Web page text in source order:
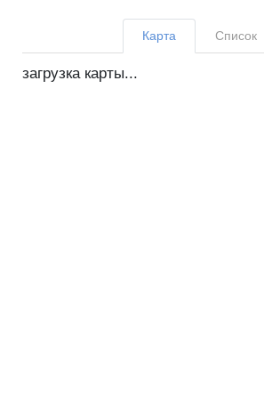
Карта Список
загрузка карты...